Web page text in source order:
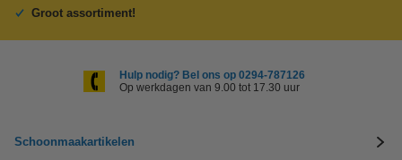
Groot assortiment!
Hulp nodig? Bel ons op 0294-787126
Op werkdagen van 9.00 tot 17.30 uur
Schoonmaakartikelen